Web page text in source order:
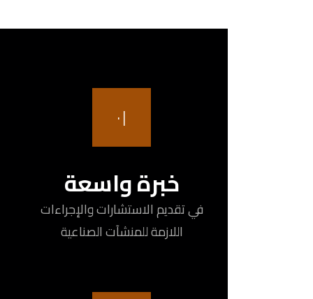
٠١
خبرة واسعة
في تقديم الاستشارات والإجراءات
اللازمة للمنشآت الصناعية